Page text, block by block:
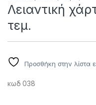
Λειαντική
τεμ.
Προσθήκη στην λίστα
κωδ 038